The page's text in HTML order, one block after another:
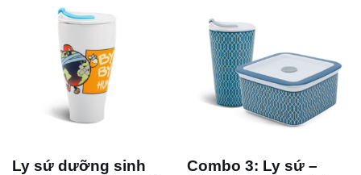
Ly sứ dưỡng sinh
Combo 3: Ly sứ –